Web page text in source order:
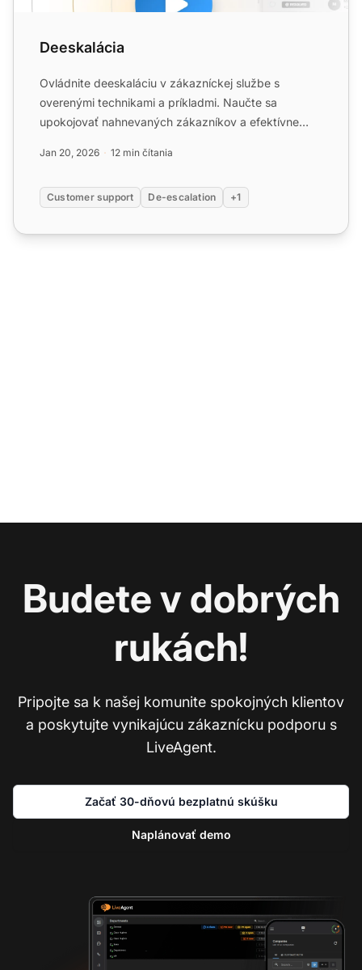
Deeskalácia
Ovládnite deeskaláciu v zákazníckej službe s
overenými technikami a príkladmi. Naučte sa
upokojovať nahnevaných zákazníkov a efektívne
Jan 20, 2026 12 min čítania
Customer support De-escalation +1
Budete v dobrých
rukách!
Pripojte sa k našej komunite spokojných klientov
a poskytujte vynikajúcu zákaznícku podporu s
LiveAgent.
Začať 30-dňovú bezplatnú skúšku
Naplánovať demo